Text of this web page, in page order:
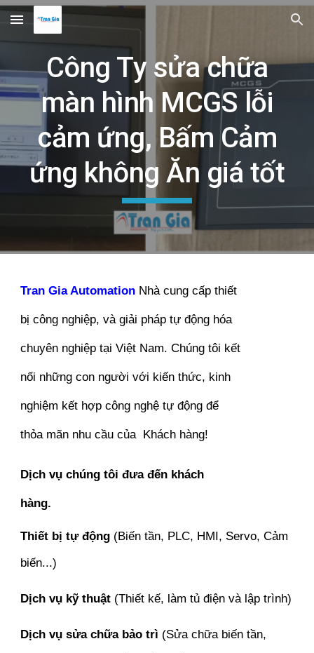
Skip to main content Skip to navigation
Công Ty sửa chữa
màn hình MCGS lỗi
cảm ứng, Bấm Cảm
ứng không Ăn giá tốt
Tran Gia Automation Nhà cung cấp thiết
bị công nghiệp, và giải pháp tự động hóa
chuyên nghiệp tại Việt Nam. Chúng tôi kết
nối những con người với kiến thức, kinh
nghiệm kết hợp công nghệ tự động để
thỏa mãn nhu cầu của Khách hàng!
Dịch vụ chúng tôi đưa đến khách
hàng.
Thiết bị tự động (Biến tần, PLC, HMI, Servo, Cảm
biến...)
Dịch vụ kỹ thuật (Thiết kế, làm tủ điện và lập trình)
Dịch vụ sửa chữa bảo trì (Sửa chữa biến tần,